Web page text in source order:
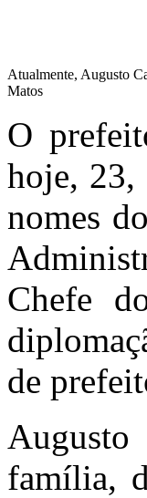
Atualmente, Augusto
Matos
O
hoje, 23,
nomes
Chefe
de
família,